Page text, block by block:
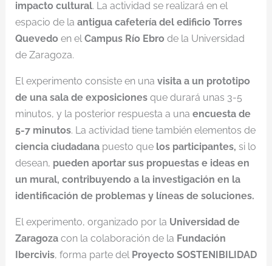
impacto cultural. La actividad se realizará en el
espacio de la antigua cafetería del edificio Torres
Quevedoen elCampus Río Ebrode la Universidad
de Zaragoza.
El experimento consiste en una visita a un prototipo
de una sala de exposicionesque durará unas 3-5
minutos, y la posterior respuesta a una encuesta de
5-7 minutos. La actividad tiene también elementos de
ciencia ciudadanapuesto que los participantes, si lo
desean, pueden aportar sus propuestas e ideas en
un mural, contribuyendo a la investigación en la
identificación de problemas y líneas de soluciones.
El experimento, organizado por la Universidad de
Zaragozacon la colaboración de la Fundación
Ibercivis, forma parte del Proyecto SOSTENIBILIDAD